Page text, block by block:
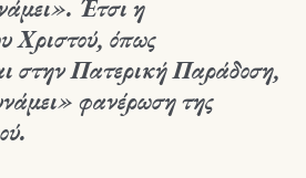
Έτσι η
Χριστού, όπως
στην Πατερική Παράδοση,
φανέρωση της